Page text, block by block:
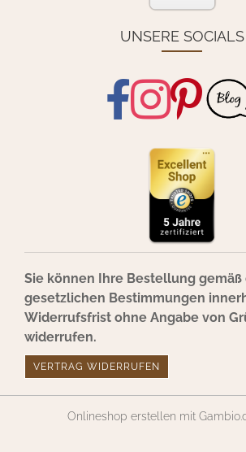
UNSERE SOCIALS
Sie können Ihre Bestellung gemäß
gesetzlichen Bestimmungen
Widerrufsfrist ohne Angabe von
widerrufen.
VERTRAG WIDERRUFEN
Onlineshop erstellen mit